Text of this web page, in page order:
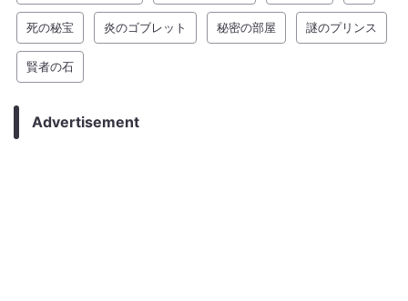
死の秘宝 炎のゴブレット 秘密の部屋 謎のプリンス
賢者の石
Advertisement